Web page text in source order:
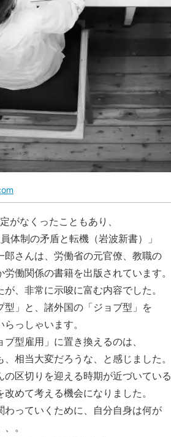
がなくったこともあり、
体制の矛盾と転機（岩波新書）」
さんは、労働省の元官僚、教職の
働関係の書籍を出版されています。
、非常に示唆に富む内容でした。
」と、諸外国の「ジョブ型」を
っしゃいます。
型雇用」に置き換えるのは、
相当大変だろうな、と感じました。
区切りを迎える時期が近づいている
めて考える機会になりました。
っていくために、自分自身は何が
。